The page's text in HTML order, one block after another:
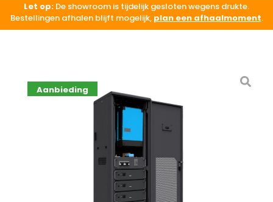
Let op: De showroom is tijdelijk gesloten wegens drukte.
Bestellingen afhalen blijft mogelijk, plan een afhaalmoment.
Aanbieding